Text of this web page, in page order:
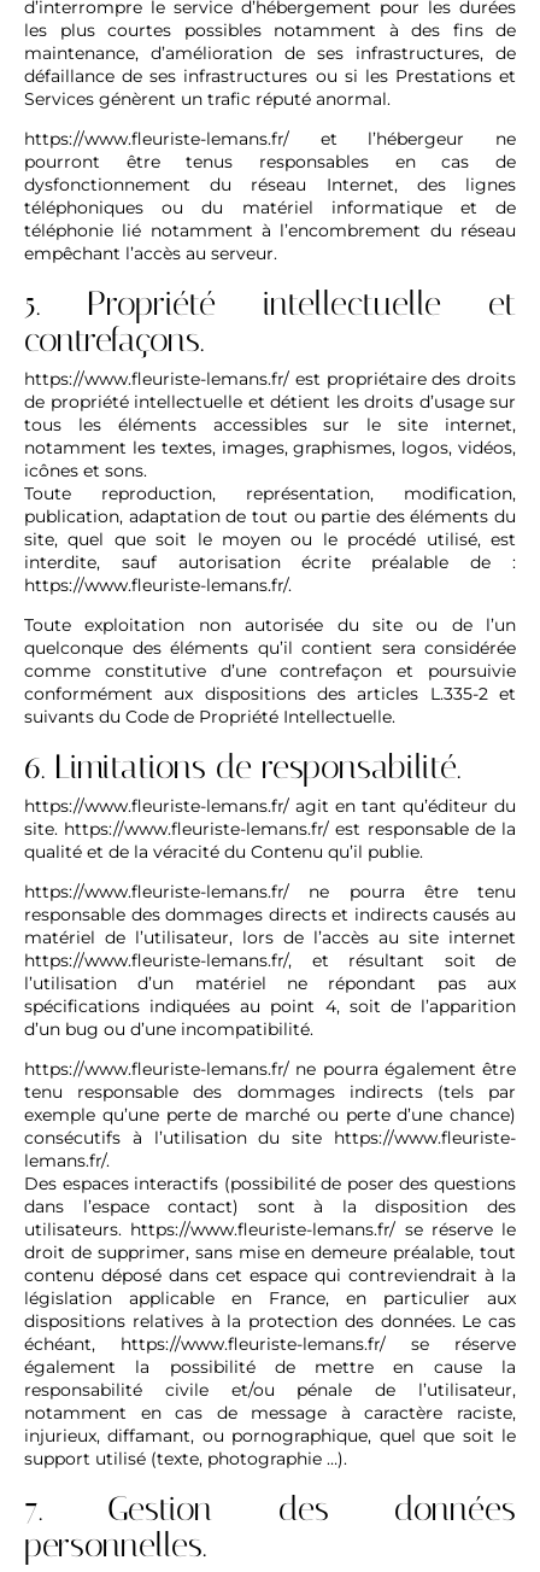
d’interrompre le service d’hébergement pour les durées
les plus courtes possibles notamment à des fins de
maintenance, d’amélioration de ses infrastructures, de
défaillance de ses infrastructures ou si les Prestations et
Services génèrent un trafic réputé anormal.
https://www.fleuriste-lemans.fr/ et l’hébergeur ne
pourront être tenus responsables en cas de
dysfonctionnement du réseau Internet, des lignes
téléphoniques ou du matériel informatique et de
téléphonie lié notamment à l’encombrement du réseau
empêchant l’accès au serveur.
5. Propriété intellectuelle et
contrefaçons.
https://www.fleuriste-lemans.fr/ est propriétaire des droits
de propriété intellectuelle et détient les droits d’usage sur
tous les éléments accessibles sur le site internet,
notamment les textes, images, graphismes, logos, vidéos,
icônes et sons.
Toute reproduction, représentation, modification,
publication, adaptation de tout ou partie des éléments du
site, quel que soit le moyen ou le procédé utilisé, est
interdite, sauf autorisation écrite préalable de :
https://www.fleuriste-lemans.fr/.
Toute exploitation non autorisée du site ou de l’un
quelconque des éléments qu’il contient sera considérée
comme constitutive d’une contrefaçon et poursuivie
conformément aux dispositions des articles L.335-2 et
suivants du Code de Propriété Intellectuelle.
6. Limitations de responsabilité.
https://www.fleuriste-lemans.fr/ agit en tant qu’éditeur du
site. https://www.fleuriste-lemans.fr/ est responsable de la
qualité et de la véracité du Contenu qu’il publie.
https://www.fleuriste-lemans.fr/ ne pourra être tenu
responsable des dommages directs et indirects causés au
matériel de l’utilisateur, lors de l’accès au site internet
https://www.fleuriste-lemans.fr/, et résultant soit de
l’utilisation d’un matériel ne répondant pas aux
spécifications indiquées au point 4, soit de l’apparition
d’un bug ou d’une incompatibilité.
https://www.fleuriste-lemans.fr/ ne pourra également être
tenu responsable des dommages indirects (tels par
exemple qu’une perte de marché ou perte d’une chance)
consécutifs à l’utilisation du site https://www.fleuriste-
lemans.fr/.
Des espaces interactifs (possibilité de poser des questions
dans l’espace contact) sont à la disposition des
utilisateurs. https://www.fleuriste-lemans.fr/ se réserve le
droit de supprimer, sans mise en demeure préalable, tout
contenu déposé dans cet espace qui contreviendrait à la
législation applicable en France, en particulier aux
dispositions relatives à la protection des données. Le cas
échéant, https://www.fleuriste-lemans.fr/ se réserve
également la possibilité de mettre en cause la
responsabilité civile et/ou pénale de l’utilisateur,
notamment en cas de message à caractère raciste,
injurieux, diffamant, ou pornographique, quel que soit le
support utilisé (texte, photographie …).
7. Gestion des données
personnelles.